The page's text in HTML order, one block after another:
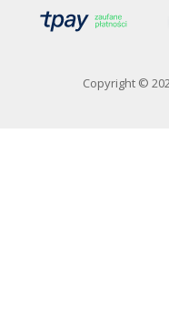
Copyright ©